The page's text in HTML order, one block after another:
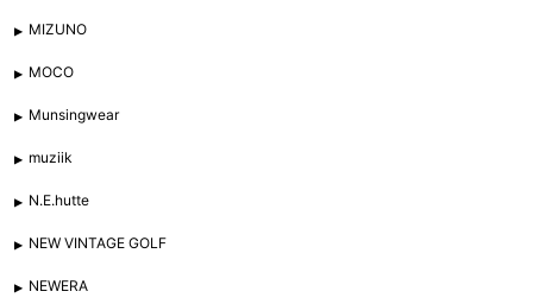
MIZUNO
MOCO
Munsingwear
muziik
N.E.hutte
NEW VINTAGE GOLF
NEWERA